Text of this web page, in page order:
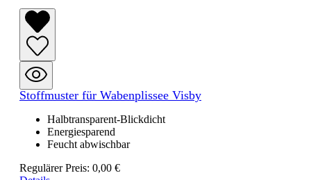
Stoffmuster für Wabenplissee Visby
Halbtransparent-Blickdicht
Energiesparend
Feucht abwischbar
Regulärer Preis: 0,00 €